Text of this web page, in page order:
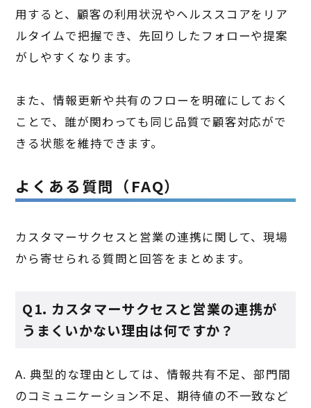
用すると、顧客の利用状況やヘルススコアをリア
ルタイムで把握でき、先回りしたフォローや提案
がしやすくなります。
また、情報更新や共有のフローを明確にしておく
ことで、誰が関わっても同じ品質で顧客対応がで
きる状態を維持できます。
よくある質問（FAQ）
カスタマーサクセスと営業の連携に関して、現場
から寄せられる質問と回答をまとめます。
Q1. カスタマーサクセスと営業の連携が
うまくいかない理由は何ですか？
A. 典型的な理由としては、情報共有不足、部門間
のコミュニケーション不足、期待値の不一致など